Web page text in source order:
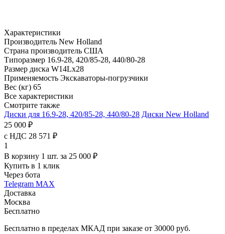
Характеристики
Производитель New Holland
Страна производитель США
Типоразмер 16.9-28, 420/85-28, 440/80-28
Размер диска W14Lx28
Применяемость Экскаваторы-погрузчики
Вес (кг) 65
Все характеристики
Смотрите также
Диски для 16.9-28, 420/85-28, 440/80-28 Диски New Holland
25 000 ₽
с НДС 28 571 ₽
1
В корзину 1 шт. за 25 000 ₽
Купить в 1 клик
Через бота
Telegram MAX
Доставка
Москва
Бесплатно
Бесплатно в пределах МКАД при заказе от 30000 руб.